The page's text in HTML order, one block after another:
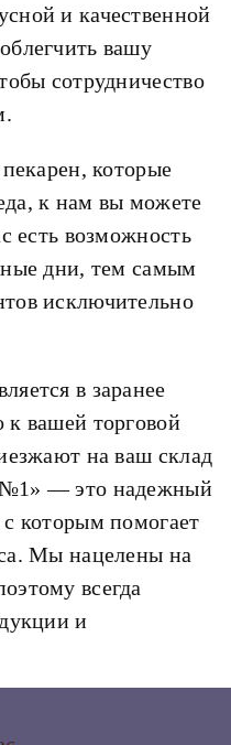
и качественной
вашу
сотрудничество
которые
к нам вы можете
есть возможность
дни, тем самым
исключительно
в заранее
к вашей торговой
на ваш склад
— это надежный
которым помогает
Мы нацелены на
всегда
и